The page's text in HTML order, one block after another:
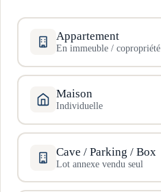
Appartement
En immeuble / copropriété
Maison
Individuelle
Cave / Parking / Box
Lot annexe vendu seul